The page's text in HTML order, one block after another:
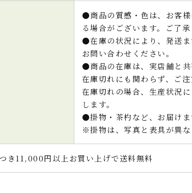
●商品の質感・色は、お客
る場合がございます。ご了承
●在庫の状況により、発送
お問い合わせください。
●商品の在庫は、実店舗と共
在庫切れにも関わらず、ご
在庫切れの場合、生産状況
します。
●掛物・茶杓など、お届けま
※掛物は、写真と表具が異な
き11,000円以上お買い上げで送料無料